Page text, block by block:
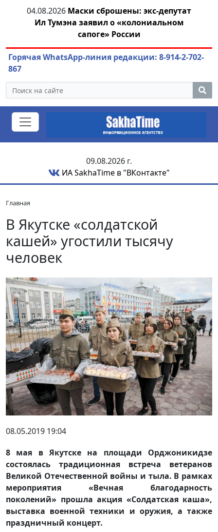
04.08.2026 Маски сброшены: экс-депутат
Ил Тумэна заявил о «колониальном
сапоге» России
Горячая WhatsApp-линия редакции: 8-914-2-702-
867
09.08.2026 г.
ИА SakhaTime в "ВКонтакте"
Главная
В Якутске «солдатской
кашей» угостили тысячу
человек
08.05.2019 19:04
8 мая в Якутске на площади Орджоникидзе
состоялась традиционная встреча ветеранов
Великой Отечественной войны и тыла. В рамках
мероприятия «Вечная благодарность
поколений» прошла акция «Солдатская каша»,
выставка военной техники и оружия, а также
праздничный концерт.